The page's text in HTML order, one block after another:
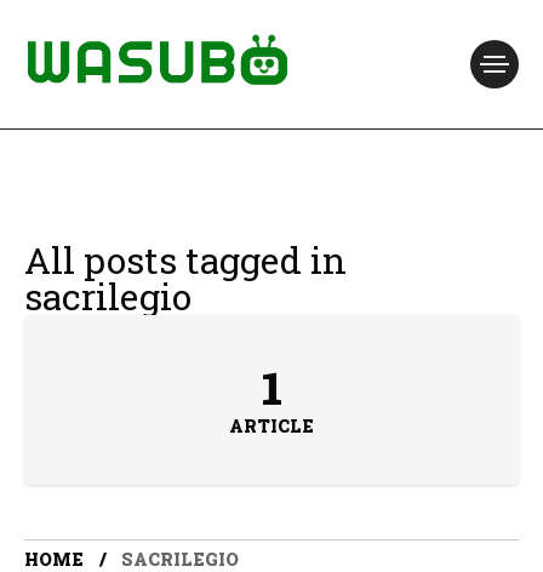
All posts tagged in
sacrilegio
1
ARTICLE
HOME SACRILEGIO